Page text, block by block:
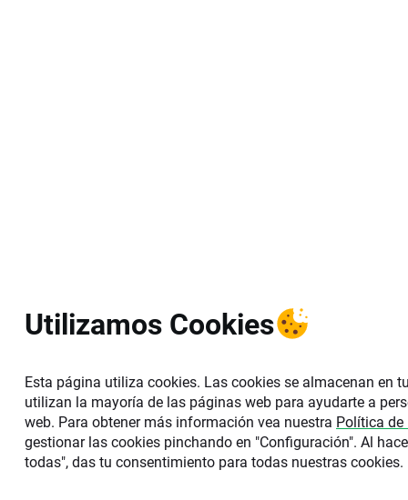
Utilizamos Cookies
Esta página utiliza cookies. Las cookies se almacenan en
utilizan la mayoría de las páginas web para ayudarte a
web. Para obtener más información vea nuestra Política
gestionar las cookies pinchando en "Configuración". Al
todas", das tu consentimiento para todas nuestras cookies.